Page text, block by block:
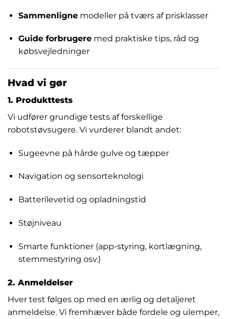
Sammenlignemodeller på tværs af prisklasser
Guide forbrugeremed praktiske tips, råd og
købsvejledninger
Hvad vi gør
1. Produkttests
Vi udfører grundige tests af forskellige
robotstøvsugere. Vi vurderer blandt andet:
Sugeevne på hårde gulve og tæpper
Navigation og sensorteknologi
Batterilevetid og opladningstid
Støjniveau
Smarte funktioner (app-styring, kortlægning,
stemmestyring osv.)
2. Anmeldelser
Hver test følges op med en ærlig og detaljeret
anmeldelse. Vi fremhæver både fordele og ulemper,